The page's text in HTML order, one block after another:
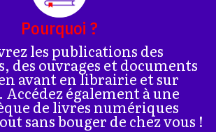
Pourquoi ?
les publications des
des ouvrages et documents
avant en librairie et sur
également à une
de livres numériques
sans bouger de chez vous !